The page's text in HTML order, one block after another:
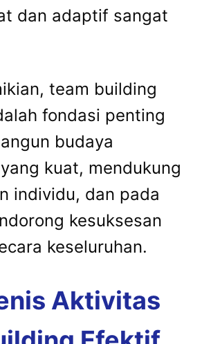
dan adaptif sangat
team building
fondasi penting
budaya
kuat, mendukung
individu, dan pada
kesuksesan
keseluruhan.
Aktivitas